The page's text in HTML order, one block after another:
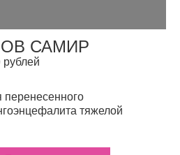
САМИР
перенесенного
тяжелой